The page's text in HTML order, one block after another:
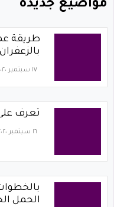
مواضيع جديدة
طريقة
بالزعفران
١٧ سبتمبر ٢٠٢٠
تعرف
١٦ سبتمبر ٢٠٢٠
الحمل